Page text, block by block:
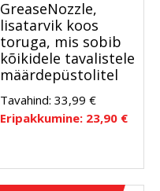
GreaseNozzle,
lisatarvik koos
toruga, mis sobib
kõikidele tavalistele
määrdepüstolitel
Tavahind: 33,99 €
Eripakkumine: 23,90 €